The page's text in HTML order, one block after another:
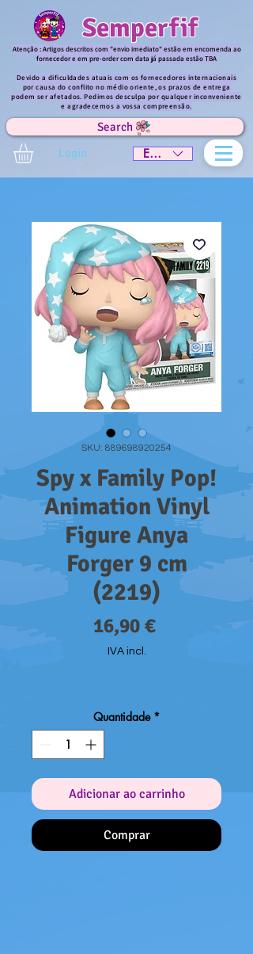
Semperfif
Atenção : Artigos descritos com "envio imediato" estão em encomenda ao
fornecedor e em pre-order com data já passada estão TBA
Devido a dificuldades atuais com os fornecedores internacionais
por causa do conflito no médio oriente, os prazos de entrega
podem ser afetados. Pedimos desculpa por qualquer inconveniente
e agradecemos a vossa compreensão.
Search
Login
EUR (€)
SKU: 889698920254
Spy x Family Pop!
Animation Vinyl
Figure Anya
Forger 9 cm
(2219)
16,90 €Preço
IVA incl.
Quantidade *
Adicionar ao carrinho
Comprar